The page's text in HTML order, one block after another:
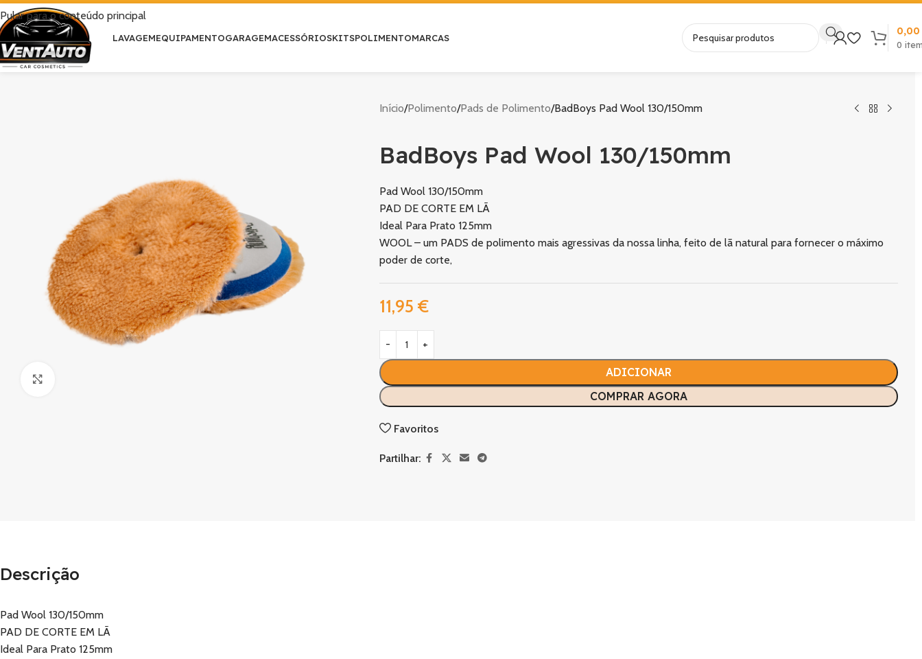
Pular para o conteúdo principal
LAVAGEMEQUIPAMENTOGARAGEMACESSÓRIOSKITSPOLIMENTOMARCAS
0
0,00
Início Polimento Pads de Polimento BadBoys Pad Wool 130/150mm
BadBoys Pad Wool 130/150mm
Pad Wool 130/150mm
PAD DE CORTE EM LÃ
Ideal Para Prato 125mm
WOOL – um PADS de polimento mais agressivas da nossa linha, feito de lã natural para fornecer o máximo
poder de corte,
11,95 €
ADICIONAR
COMPRAR AGORA
Favoritos
Partilhar:
Descrição
Pad Wool 130/150mm
PAD DE CORTE EM LÃ
Ideal Para Prato 125mm